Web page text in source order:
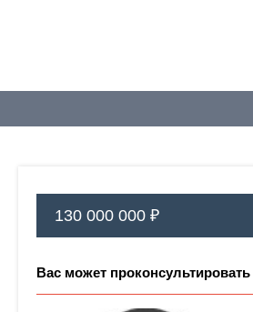
130 000 000 ₽
Вас может проконсультировать